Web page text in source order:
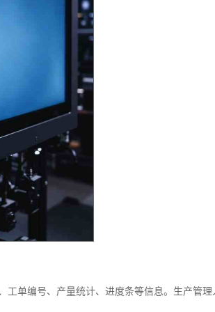
单编号、产量统计、进度条等信息。生产管